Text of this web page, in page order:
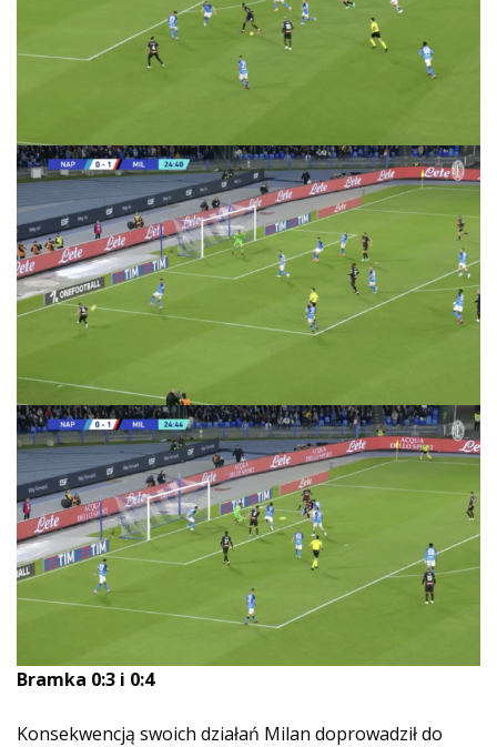
Bramka 0:3 i 0:4
Konsekwencją swoich działań Milan doprowadził do